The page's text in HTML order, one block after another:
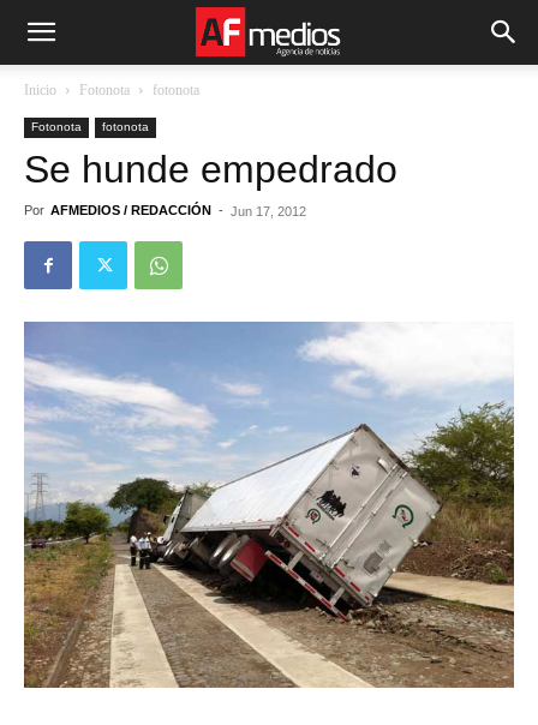
Inicio Fotonota fotonota
Fotonota fotonota
Se hunde empedrado
Por AFMEDIOS / REDACCIÓN - Jun 17, 2012